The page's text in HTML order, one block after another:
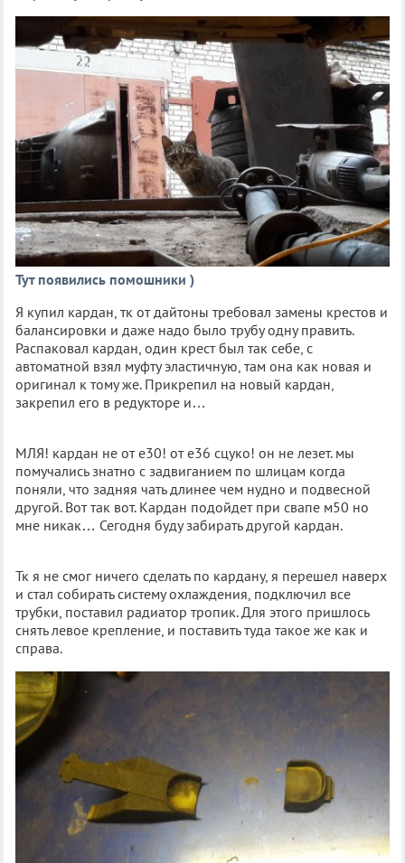
Тут появились помошники )
Я купил кардан, тк от дайтоны требовал замены крестов и
балансировки и даже надо было трубу одну править.
Распаковал кардан, один крест был так себе, с
автоматной взял муфту эластичную, там она как новая и
оригинал к тому же. Прикрепил на новый кардан,
закрепил его в редукторе и…
МЛЯ! кардан не от е30! от е36 сцуко! он не лезет. мы
помучались знатно с задвиганием по шлицам когда
поняли, что задняя чать длинее чем нудно и подвесной
другой. Вот так вот. Кардан подойдет при свапе м50 но
мне никак… Сегодня буду забирать другой кардан.
Тк я не смог ничего сделать по кардану, я перешел наверх
и стал собирать систему охлаждения, подключил все
трубки, поставил радиатор тропик. Для этого пришлось
снять левое крепление, и поставить туда такое же как и
справа.